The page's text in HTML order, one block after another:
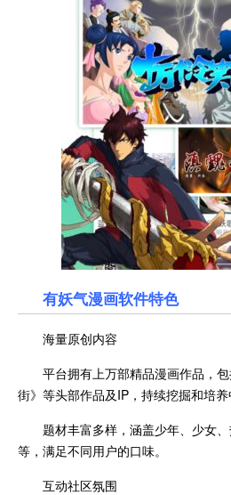
有妖气漫画软件特色
海量原创内容
平台拥有上万部精品漫画作品，
街》等头部作品及IP，持续挖掘和培养
题材丰富多样，涵盖少年、少女
等，满足不同用户的口味。
互动社区氛围